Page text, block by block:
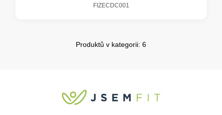
FIZECDC001
Produktů v kategorii: 6